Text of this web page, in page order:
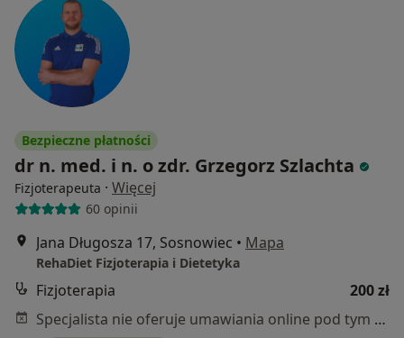
Bezpieczne płatności
dr n. med. i n. o zdr. Grzegorz Szlachta
Fizjoterapeuta · Więcej
60 opinii
Jana Długosza 17, Sosnowiec • Mapa
RehaDiet Fizjoterapia i Dietetyka
Fizjoterapia
200 zł
Specjalista nie oferuje umawiania online pod tym adresem.